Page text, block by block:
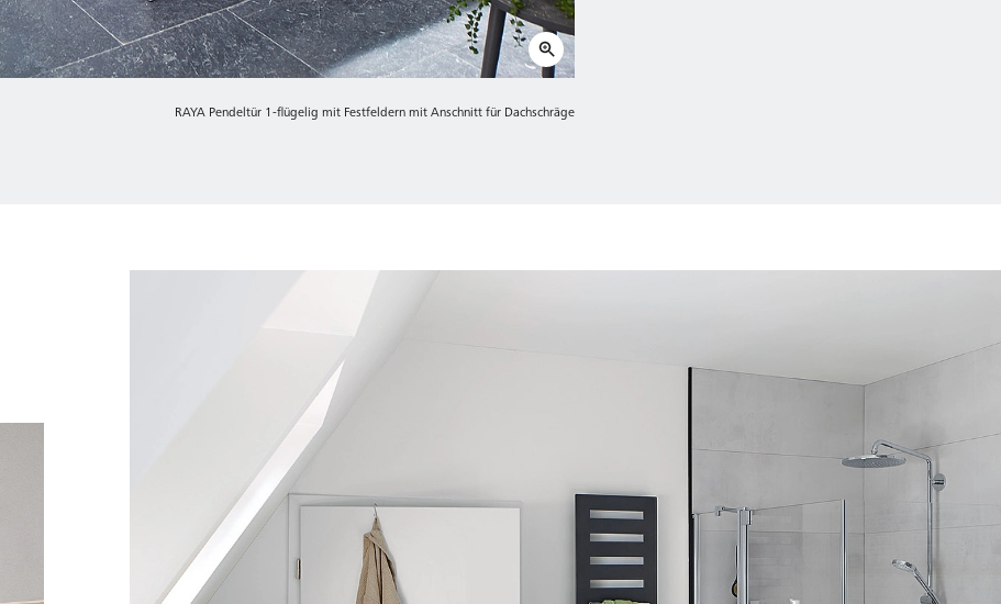
RAYA Pendeltür 1-flügelig mit Festfeldern mit Anschnitt für Dachschräge